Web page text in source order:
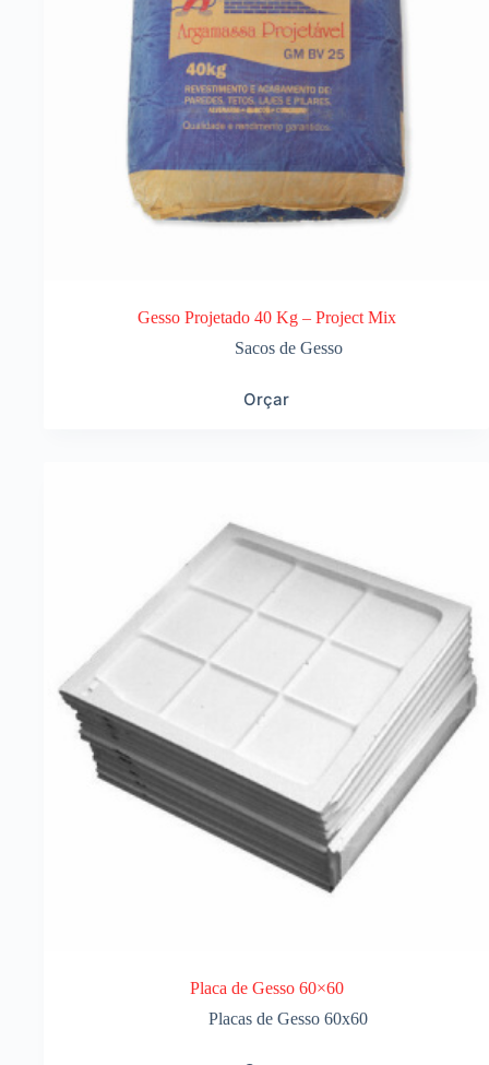
Gesso Projetado 40 Kg – Project Mix
Sacos de Gesso
Orçar
Placa de Gesso 60×60
Placas de Gesso 60x60